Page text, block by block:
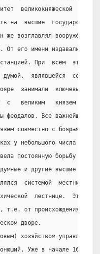
великокняжеской
на  высшие
же возглавлял
От его имени издавались
При  всём  этом
думой,  являвшейся
занимали  ключевые
с   великим   князем
феодалов. Все важнейшие
совместно с боярами.
у небольшого числа
постоянную борьбу за
и другие высшие
системой
лестнице.  Это
т.е. от происхождения и
дворе.
хозяйством управлял
Уже в начале 16 века